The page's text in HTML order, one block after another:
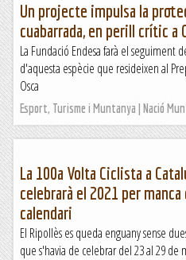
Un projecte impulsa la
cuabarrada, en perill crític a
La Fundació Endesa farà el seguiment
d'aquesta espècie que resideixen al
Osca
Esport, Turisme i Muntanya | Nació
La 100a Volta Ciclista a
celebrarà el 2021 per
calendari
El Ripollès es queda enguany sense
que s'havia de celebrar del 23 al 29 de